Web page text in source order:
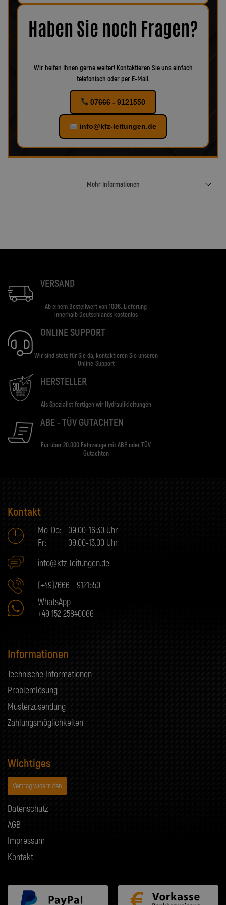
maximale Sicherheit zu gewährleisten.
Bei uns finden Sie
verschiedenes Zubehör für Ihr KFZ!
Haben Sie noch Fragen?
Wir helfen Ihnen gerne weiter! Kontaktieren Sie uns einfach
telefonisch oder per E-Mail.
07666 - 9121550
info@kfz-leitungen.de
Mehr Informationen
VERSAND
Ab einem Bestellwert von 100€. Lieferung
innerhalb Deutschlands kostenlos
ONLINE SUPPORT
Wir sind stets für Sie da, kontaktieren Sie unseren
Online-Support
HERSTELLER
Als Spezialist fertigen wir Hydraulikleitungen
ABE - TÜV GUTACHTEN
Für über 20.000 Fahrzeuge mit ABE oder TÜV
Gutachten
Kontakt
Mo-Do:
09.00-16:30 Uhr
Fr:
09.00-13.00 Uhr
info@kfz-leitungen.de
(+49)7666 - 9121550
WhatsApp
+49 152 25840066
Informationen
Technische Informationen
Problemlösung
Musterzusendung
Zahlungsmöglichkeiten
Wichtiges
Vertrag widerrufen
Datenschutz
AGB
Impressum
Kontakt